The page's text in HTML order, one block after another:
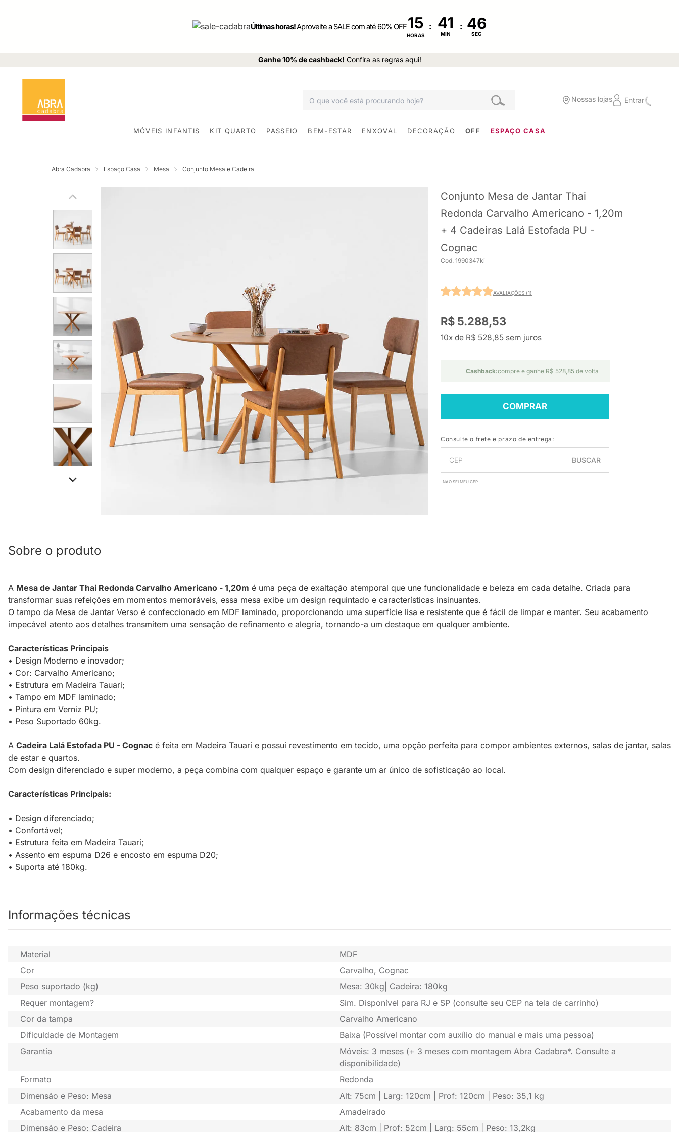
Últimas horas!Aproveite a SALE com até 60% OFF15
HORAS
:
MIN
:
SEG
Ganhe 10% de cashback! Confira as regras aqui!
Nossas lojas Entrar
MÓVEIS INFANTIS KIT QUARTO PASSEIO BEM-ESTAR ENXOVAL DECORAÇÃO OFF ESPAÇO CASA
Abra Cadabra Espaço Casa Mesa Conjunto Mesa e Cadeira
Conjunto Mesa de Jantar Thai
Redonda Carvalho Americano - 1,20m
+ 4 Cadeiras Lalá Estofada PU -
Cognac
Cod. 1990347ki
AVALIAÇÕES (1)
R$ 5.288,53
10x de R$ 528,85 sem juros
Cashback:compre e ganhe R$ 528,85 de volta
COMPRAR
Consulte o frete e prazo de entrega:
BUSCAR
NÃO SEI MEU CEP
Sobre o produto
A Mesa de Jantar Thai Redonda Carvalho Americano - 1,20m é uma peça de exaltação atemporal que une funcionalidade e beleza em cada detalhe. Criada para
transformar suas refeições em momentos memoráveis, essa mesa exibe um design requintado e características insinuantes.
O tampo da Mesa de Jantar Verso é confeccionado em MDF laminado, proporcionando uma superfície lisa e resistente que é fácil de limpar e manter. Seu acabamento
impecável atento aos detalhes transmitem uma sensação de refinamento e alegria, tornando-a um destaque em qualquer ambiente.
Características Principais
• Design Moderno e inovador;
• Cor: Carvalho Americano;
• Estrutura em Madeira Tauari;
• Tampo em MDF laminado;
• Pintura em Verniz PU;
• Peso Suportado 60kg.
A Cadeira Lalá Estofada PU - Cognac é feita em Madeira Tauari e possui revestimento em tecido, uma opção perfeita para compor ambientes externos, salas de jantar, salas
de estar e quartos.
Com design diferenciado e super moderno, a peça combina com qualquer espaço e garante um ar único de sofisticação ao local.
Características Principais:
• Design diferenciado;
• Confortável;
• Estrutura feita em Madeira Tauari;
• Assento em espuma D26 e encosto em espuma D20;
• Suporta até 180kg.
Informações técnicas
Material
MDF
Cor
Carvalho, Cognac
Peso suportado (kg)
Mesa: 30kg| Cadeira: 180kg
Requer montagem?
Sim. Disponível para RJ e SP (consulte seu CEP na tela de carrinho)
Cor da tampa
Carvalho Americano
Dificuldade de Montagem
Baixa (Possível montar com auxílio do manual e mais uma pessoa)
Garantia
Móveis: 3 meses (+ 3 meses com montagem Abra Cadabra*. Consulte a
disponibilidade)
Formato
Redonda
Dimensão e Peso: Mesa
Alt: 75cm | Larg: 120cm | Prof: 120cm | Peso: 35,1 kg
Acabamento da mesa
Amadeirado
Dimensão e Peso: Cadeira
Alt: 83cm | Prof: 52cm | Larg: 55cm | Peso: 13,2kg